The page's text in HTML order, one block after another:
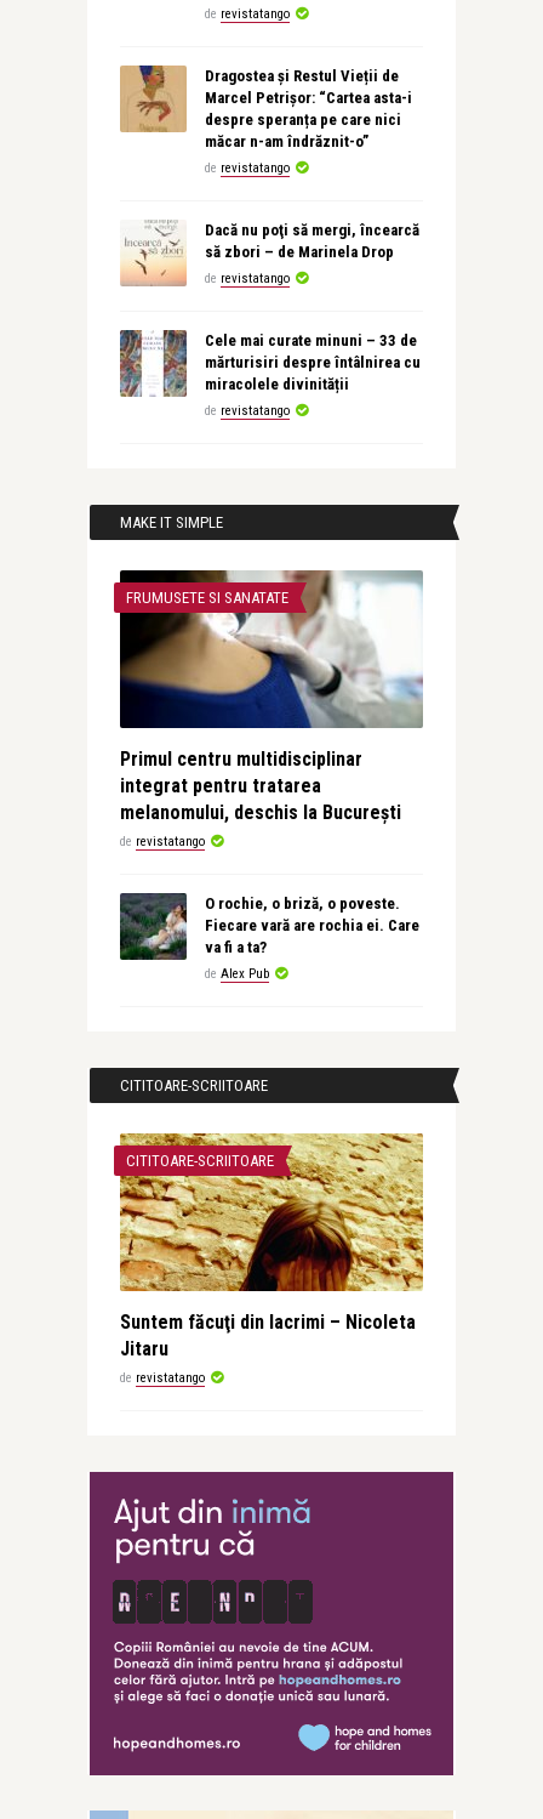
de revistatango
Dragostea și Restul Vieții de
Marcel Petrișor: “Cartea asta-i
despre speranța pe care nici
măcar n-am îndrăznit-o”
de revistatango
Dacă nu poţi să mergi, încearcă
să zbori – de Marinela Drop
de revistatango
Cele mai curate minuni – 33 de
mărturisiri despre întâlnirea cu
miracolele divinității
de revistatango
MAKE IT SIMPLE
FRUMUSETE SI SANATATE
Primul centru multidisciplinar
integrat pentru tratarea
melanomului, deschis la București
de revistatango
O rochie, o briză, o poveste.
Fiecare vară are rochia ei. Care
va fi a ta?
de Alex Pub
CITITOARE-SCRIITOARE
CITITOARE-SCRIITOARE
Suntem făcuţi din lacrimi – Nicoleta
Jitaru
de revistatango